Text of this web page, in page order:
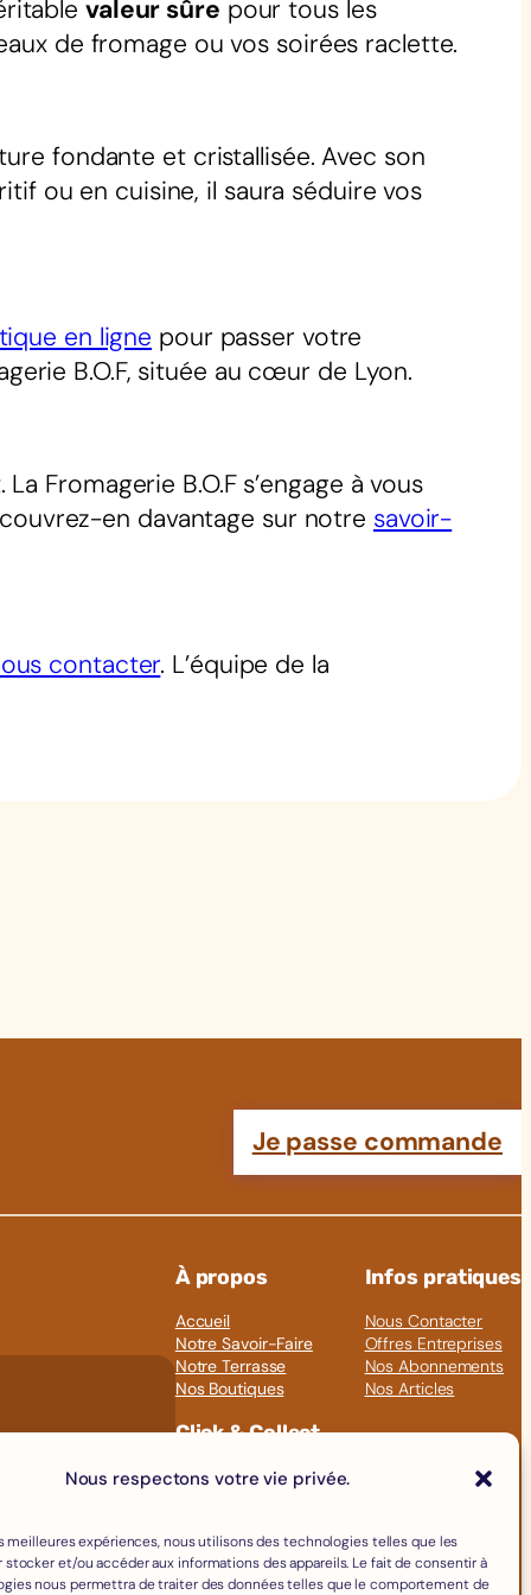
Nous respectons votre vie privée.
meilleures expériences, nous utilisons des technologies telles que les
stocker et/ou accéder aux informations des appareils. Le fait de consentir à
nous permettra de traiter des données telles que le comportement de
valeur sûre pour tous les
de fromage ou vos soirées raclette.
fondante et cristallisée. Avec son
ou en cuisine, il saura séduire vos
en ligne pour passer votre
B.O.F, située au cœur de Lyon.
Fromagerie B.O.F s’engage à vous
en davantage sur notre savoir-
contacter. L’équipe de la
Je passe commande
À propos
Accueil
Notre Savoir-Faire
Notre Terrasse
Nos Boutiques
Infos pratiques
Nous Contacter
Offres Entreprises
Nos Abonnements
Nos Articles
Click & Collect
Fromages
Épicerie Fine
Crèmerie
Œufs